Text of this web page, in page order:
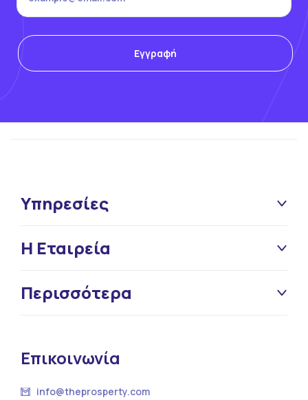
Υπηρεσίες
Η Εταιρεία
Περισσότερα
Επικοινωνία
info@theprosperty.com